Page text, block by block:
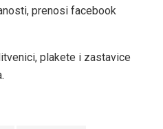
prenosi facebook
plakete i zastavice